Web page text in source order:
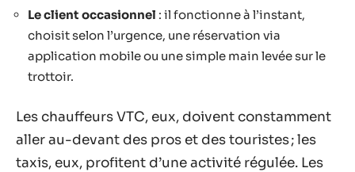
Le client occasionnel : il fonctionne à l’instant,
choisit selon l’urgence, une réservation via
application mobile ou une simple main levée sur le
trottoir.
Les chauffeurs VTC, eux, doivent constamment
aller au-devant des pros et des touristes ; les
taxis, eux, profitent d’une activité régulée. Les